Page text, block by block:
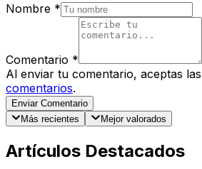
Nombre *
Comentario *
Al enviar tu comentario, aceptas las
comentarios.
Enviar Comentario
Más recientes
Mejor valorados
Artículos Destacados